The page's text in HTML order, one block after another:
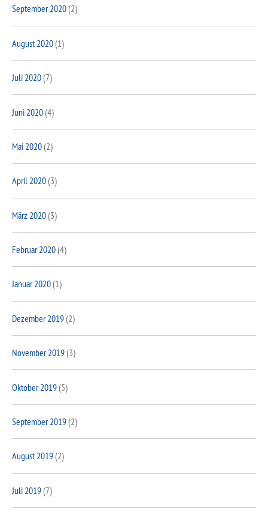
September 2020(2)
August 2020(1)
Juli 2020(7)
Juni 2020(4)
Mai 2020(2)
April 2020(3)
März 2020(3)
Februar 2020(4)
Januar 2020(1)
Dezember 2019(2)
November 2019(3)
Oktober 2019(5)
September 2019(2)
August 2019(2)
Juli 2019(7)